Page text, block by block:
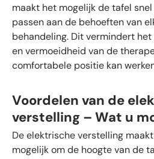
maakt het mogelijk de tafel
passen aan de behoeften van
behandeling. Dit vermindert
en vermoeidheid van de
comfortabele positie kan
Voordelen van de
verstelling – Wat u
De elektrische verstelling
mogelijk om de hoogte van de